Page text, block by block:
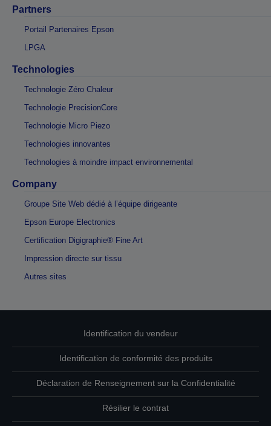
Partners
Portail Partenaires Epson
LPGA
Technologies
Technologie Zéro Chaleur
Technologie PrecisionCore
Technologie Micro Piezo
Technologies innovantes
Technologies à moindre impact environnemental
Company
Groupe Site Web dédié à l’équipe dirigeante
Epson Europe Electronics
Certification Digigraphie® Fine Art
Impression directe sur tissu
Autres sites
Identification du vendeur
Identification de conformité des produits
Déclaration de Renseignement sur la Confidentialité
Résilier le contrat